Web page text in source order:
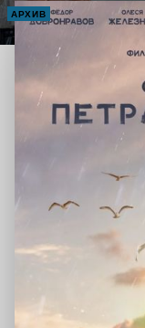
АРХИВ